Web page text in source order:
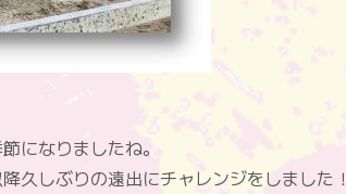
になりましたね。
久しぶりの遠出にチャレンジをしました！